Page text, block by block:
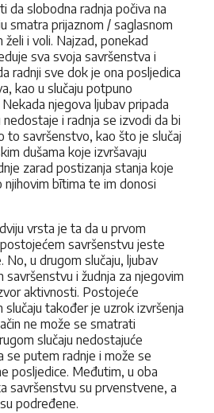
da slobodna radnja počiva na
smatra prijaznom / saglasnom
i voli. Najzad, ponekad
sva svoja savršenstva i
radnji sve dok je ona posljedica
kao u slučaju potpuno
njegova ljubav pripada
i radnja se izvodi da bi
to savršenstvo, kao što je slučaj
dušama koje izvršavaju
zarad postizanja stanja koje
njihovim bītima te im donosi
vrsta je ta da u prvom
savršenstvu jeste
No, u drugom slučaju, ljubav
savršenstvu i žudnja za njegovim
aktivnosti. Postojeće
također je uzrok izvršenja
ne može se smatrati
slučaju nedostajuće
se putem radnje i može se
posljedice. Međutim, u oba
savršenstvu su prvenstvene, a
podređene.